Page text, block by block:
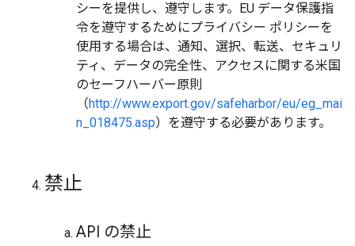
シーを提供し、遵守します。EU データ保護指
令を遵守するためにプライバシー ポリシーを
使用する場合は、通知、選択、転送、セキュリ
ティ、データの完全性、アクセスに関する米国
のセーフハーバー原則
（http://www.export.gov/safeharbor/eu/eg_mai
n_018475.asp）を遵守する必要があります。
禁止
API の禁止